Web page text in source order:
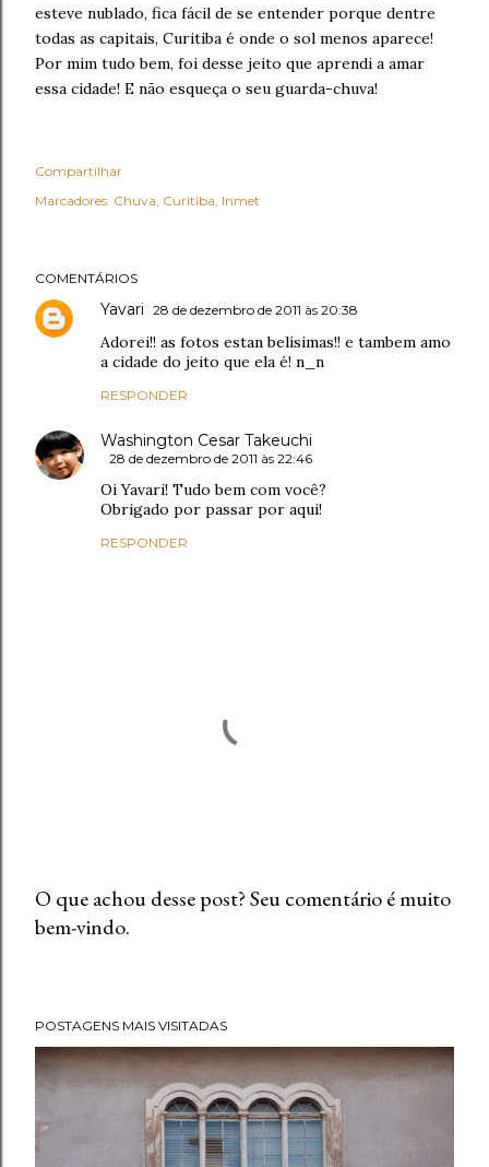
esteve nublado, fica fácil de se entender porque dentre
todas as capitais, Curitiba é onde o sol menos aparece!
Por mim tudo bem, foi desse jeito que aprendi a amar
essa cidade! E não esqueça o seu guarda-chuva!
Compartilhar
Marcadores: Chuva Curitiba Inmet
COMENTÁRIOS
Yavari 28 de dezembro de 2011 às 20:38
Adorei!! as fotos estan belísimas!! e tambem amo
a cidade do jeito que ela é! n_n
RESPONDER
Washington Cesar Takeuchi
28 de dezembro de 2011 às 22:46
Oi Yavari! Tudo bem com você?
Obrigado por passar por aqui!
RESPONDER
P
a
r
u
m
c
O que achou desse post? Seu comentário é muito
bem-vindo.
POSTAGENS MAIS VISITADAS